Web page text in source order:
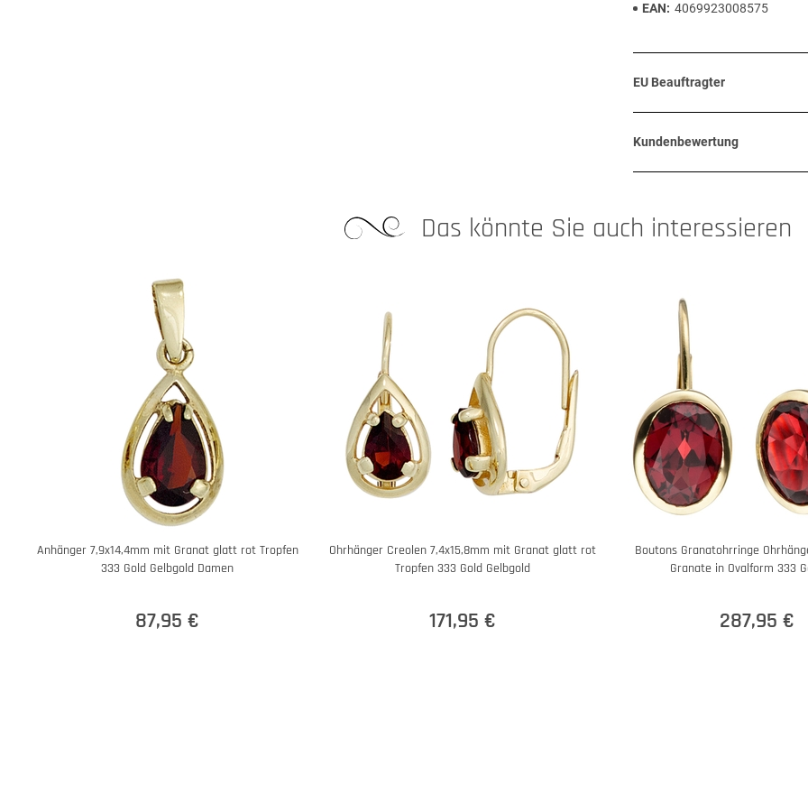
EAN
4069923008575
EU Beauftragter
Kundenbewertung
Das könnte Sie auch interessieren
Anhänger 7,9x14,4mm mit Granat glatt rot Tropfen
333 Gold Gelbgold Damen
87,95 €
Ohrhänger Creolen 7,4x15,8mm mit Granat glatt rot
Tropfen 333 Gold Gelbgold
171,95 €
Boutons Granatohrringe
Granate in Ovalform 333
287,95 €